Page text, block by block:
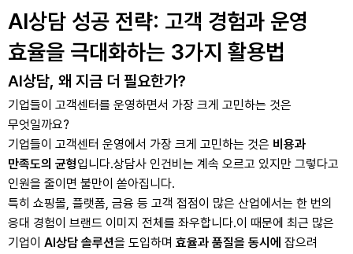
AI상담 성공 전략: 고객 경험과 운영
효율을 극대화하는 3가지 활용법
AI상담, 왜 지금 더 필요한가?
기업들이 고객센터를 운영하면서 가장 크게 고민하는 것은
무엇일까요?
기업들이 고객센터 운영에서 가장 크게 고민하는 것은 비용과
만족도의 균형입니다.상담사 인건비는 계속 오르고 있지만 그렇다고
인원을 줄이면 불만이 쏟아집니다.
특히 쇼핑몰, 플랫폼, 금융 등 고객 접점이 많은 산업에서는 한 번의
응대 경험이 브랜드 이미지 전체를 좌우합니다.이 때문에 최근 많은
기업이 AI상담 솔루션을 도입하며 효율과 품질을 동시에 잡으려